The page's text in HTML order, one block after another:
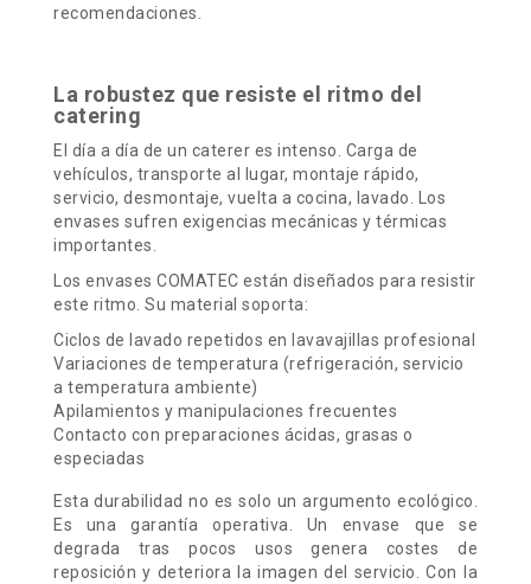
recomendaciones.
La robustez que resiste el ritmo del
catering
El día a día de un caterer es intenso. Carga de
vehículos, transporte al lugar, montaje rápido,
servicio, desmontaje, vuelta a cocina, lavado. Los
envases sufren exigencias mecánicas y térmicas
importantes.
Los envases COMATEC están diseñados para resistir
este ritmo. Su material soporta:
Ciclos de lavado repetidos en lavavajillas profesional
Variaciones de temperatura (refrigeración, servicio
a temperatura ambiente)
Apilamientos y manipulaciones frecuentes
Contacto con preparaciones ácidas, grasas o
especiadas
Esta durabilidad no es solo un argumento ecológico.
Es una garantía operativa. Un envase que se
degrada tras pocos usos genera costes de
reposición y deteriora la imagen del servicio. Con la